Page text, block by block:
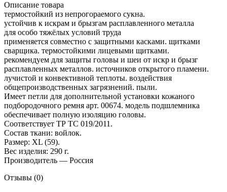
Описание товара
термостойкий из непрогораемого сукна.
устойчив к искрам и брызгам расплавленного металла
для особо тяжёлых условий труда
применяется совместно с защитными касками. щитками
сварщика. термостойкими лицевыми щитками.
рекомендуем для защиты головы и шеи от искр и брызг
расплавленных металлов. источников открытого пламени.
лучистой и конвективной теплоты. воздействия
общепроизводственных загрязнений. пыли.
Имеет петли для дополнительной установки кожаного
подбородочного ремня арт. 00674. модель подшлемника
обеспечивает полную изоляцию головы.
Соответствует ТР ТС 019/2011.
Состав ткани: войлок.
Размер: XL (59).
Вес изделия: 290 г.
Производитель — Россия
Отзывы (0)